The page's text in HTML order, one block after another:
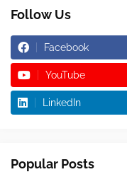
Follow Us
Facebook
YouTube
LinkedIn
Popular Posts